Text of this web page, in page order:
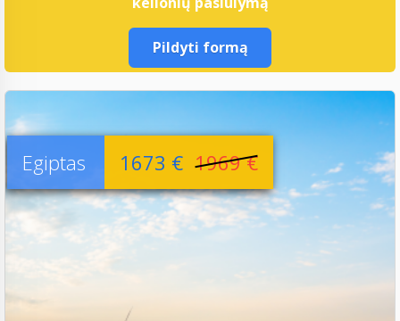
Pildyti formą
Egiptas 1673 € 1969 €